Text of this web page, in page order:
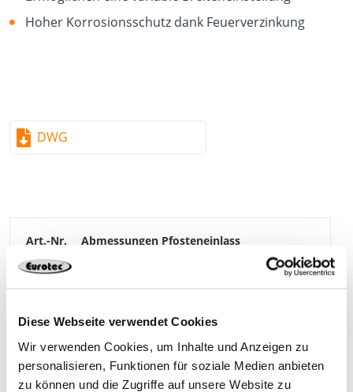
Diese Webseite verwendet Cookies
Wir verwenden Cookies, um Inhalte und Anzeigen zu
personalisieren, Funktionen für soziale Medien anbieten
zu können und die Zugriffe auf unsere Website zu
Hoher Korrosionsschutz dank Feuerverzinkung
DWG
904605
65 x 120 mm
2 x 11 / 4 x 11 mm 1